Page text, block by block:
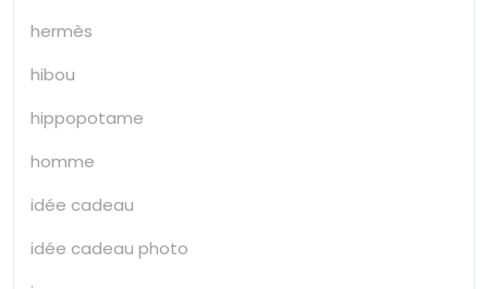
hermès
hibou
hippopotame
homme
idée cadeau
idée cadeau photo